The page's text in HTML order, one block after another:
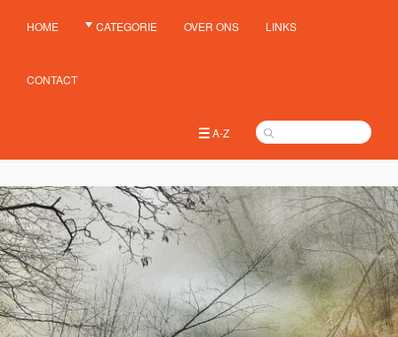
HOME CATEGORIE OVER ONS LINKS
CONTACT
A-Z